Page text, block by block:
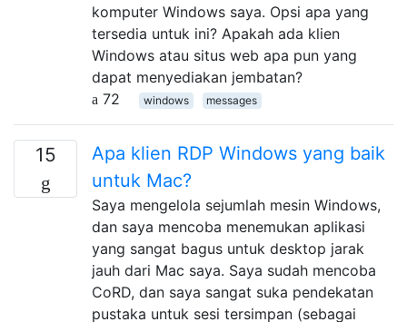
komputer Windows saya. Opsi apa yang
tersedia untuk ini? Apakah ada klien
Windows atau situs web apa pun yang
dapat menyediakan jembatan?
72
windows messages
15
Apa klien RDP Windows yang baik
untuk Mac?
Saya mengelola sejumlah mesin Windows,
dan saya mencoba menemukan aplikasi
yang sangat bagus untuk desktop jarak
jauh dari Mac saya. Saya sudah mencoba
CoRD, dan saya sangat suka pendekatan
pustaka untuk sesi tersimpan (sebagai